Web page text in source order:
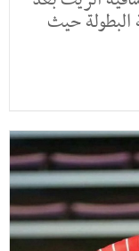
البطولة حيث